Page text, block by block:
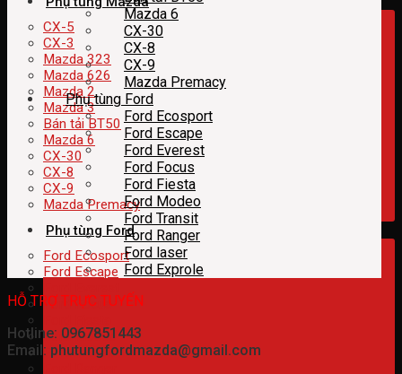
CX-5
CX-3
Mazda 323
Mazda 626
Mazda 2
Mazda 3
Bán tải BT50
Mazda 6
CX-30
CX-8
CX-9
Mazda Premacy
Phụ tùng Ford
Ford Ecosport
Ford Escape
Ford Focus
Ford Modeo
Ford Transit
Mazda 6
CX-30
CX-8
CX-9
Mazda Premacy
Phụ tùng Ford
Ford Ecosport
Ford Escape
Ford Everest
Ford Focus
Ford Fiesta
Ford Modeo
Ford Transit
Ford Ranger
Ford laser
Ford Exprole
HỖ TRỢ TRỰC TUYẾN
Hotline: 0967851443
Email: phutungfordmazda@gmail.com